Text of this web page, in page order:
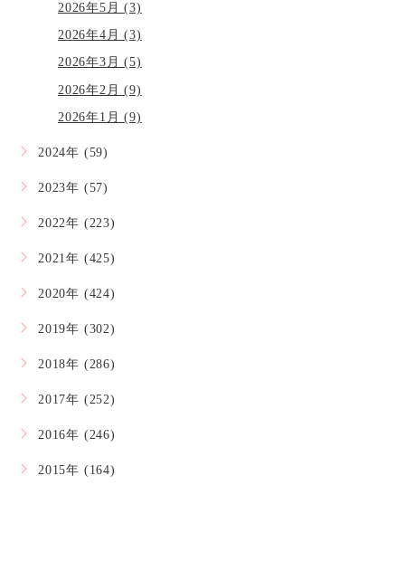
2026年5月 (3)
2026年4月 (3)
2026年3月 (5)
2026年2月 (9)
2026年1月 (9)
2024年 (59)
2023年 (57)
2022年 (223)
2021年 (425)
2020年 (424)
2019年 (302)
2018年 (286)
2017年 (252)
2016年 (246)
2015年 (164)